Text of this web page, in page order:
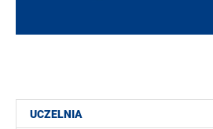
UCZELNIA